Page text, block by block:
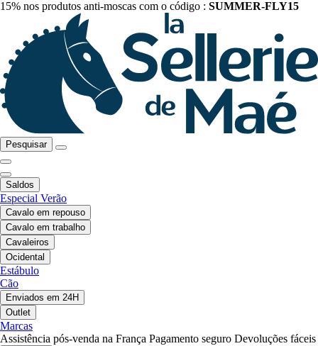
15% nos produtos anti-moscas com o código : SUMMER-FLY15
Pesquisar
Saldos
Especial Verão
Cavalo em repouso
Cavalo em trabalho
Cavaleiros
Ocidental
Estábulo
Cão
Enviados em 24H
Outlet
Marcas
Assistência pós-venda na França Pagamento seguro Devoluções fáceis